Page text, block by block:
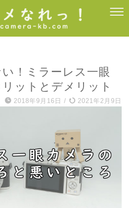
！ミラーレス一眼
ットとデメリット
2018年9月16日 / 2021年2月9日